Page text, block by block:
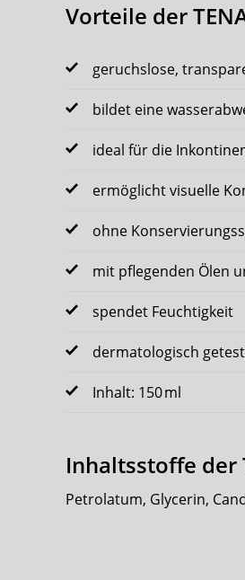
Vorteile der
geruchslose,
bildet eine
ideal für die
ermöglicht visuelle
ohne
mit pflegenden Ölen
spendet Feuchtigkeit
dermatologisch
Inhalt: 150 ml
Inhaltsstoffe der
Petrolatum, Glycerin,